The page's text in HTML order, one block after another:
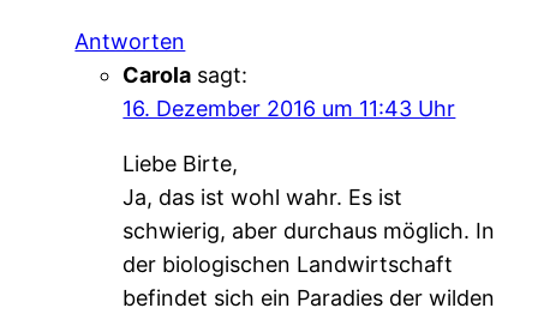
Antworten
Carola sagt:
16. Dezember 2016 um 11:43 Uhr
Liebe Birte,
Ja, das ist wohl wahr. Es ist
schwierig, aber durchaus möglich. In
der biologischen Landwirtschaft
befindet sich ein Paradies der wilden